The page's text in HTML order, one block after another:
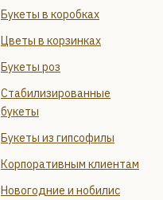
Букеты в коробках
Цветы в корзинках
Букеты роз
Стабилизированные
букеты
Букеты из гипсофилы
Корпоративным клиентам
Новогодние и нобилис